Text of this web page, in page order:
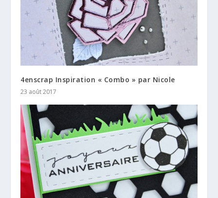
4enscrap Inspiration « Combo » par Nicole
23 août 2017